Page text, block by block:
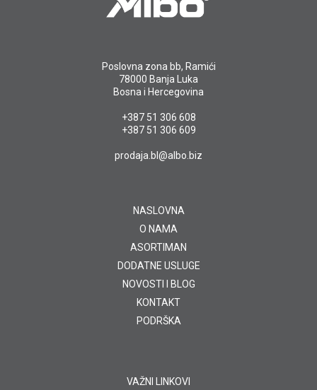
Poslovna zona bb, Ramići
78000 Banja Luka
Bosna i Hercegovina
+387 51 306 608
+387 51 306 609
prodaja.bl@albo.biz
NASLOVNA
O NAMA
ASORTIMAN
DODATNE USLUGE
NOVOSTI I BLOG
KONTAKT
PODRŠKA
VAŽNI LINKOVI